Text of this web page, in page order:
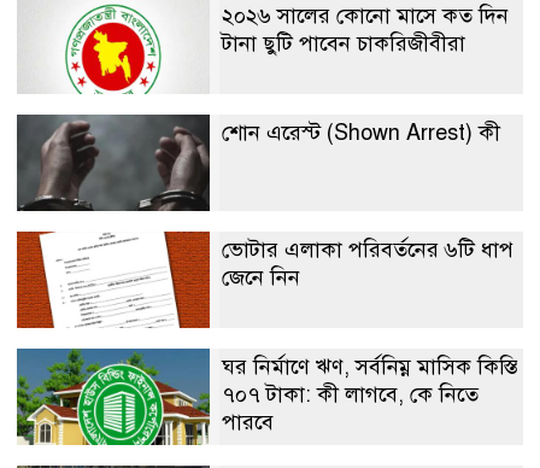
২০২৬ সালের কোনো মাসে কত দিন
টানা ছুটি পাবেন চাকরিজীবীরা
শোন এরেস্ট (Shown Arrest) কী
ভোটার এলাকা পরিবর্তনের ৬টি ধাপ
জেনে নিন
ঘর নির্মাণে ঋণ, সর্বনিম্ন মাসিক কিস্তি
৭০৭ টাকা: কী লাগবে, কে নিতে
পারবে